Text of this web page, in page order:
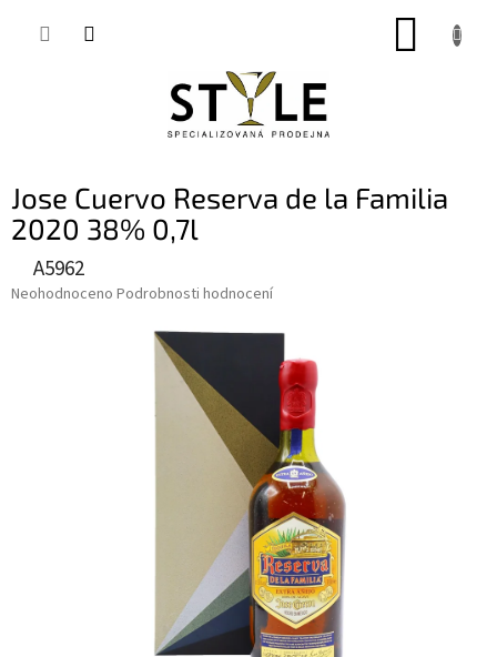
Jose Cuervo Reserva de la Familia
2020 38% 0,7l
A5962
Průměrné
Neohodnoceno Podrobnosti hodnocení